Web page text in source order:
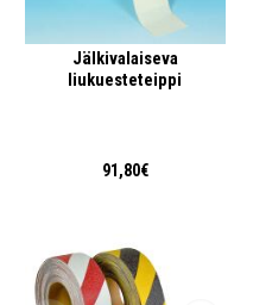
Jälkivalaiseva
liukuesteteippi
91,80€